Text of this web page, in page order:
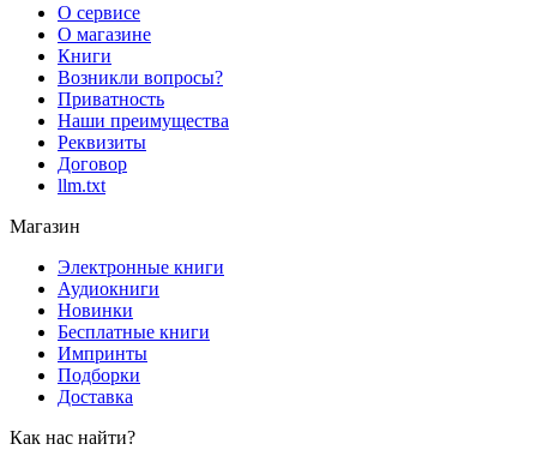
О сервисе
О магазине
Книги
Возникли вопросы?
Приватность
Наши преимущества
Реквизиты
Договор
llm.txt
Магазин
Электронные книги
Аудиокниги
Новинки
Бесплатные книги
Импринты
Подборки
Доставка
Как нас найти?